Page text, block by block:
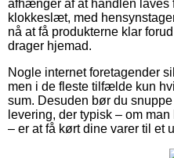
afhænger af at handlen laves
klokkeslæt, med
nå at få produkterne klar
drager hjemad.
Nogle internet foretagender
men i de fleste tilfælde kun
sum. Desuden bør du
levering, der typisk – om
– er at få kørt dine varer til et